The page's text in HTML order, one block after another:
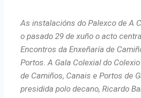
As instalacións do Palexco de A
o pasado 29 de xuño o acto
Encontros da Enxeñaría de
Portos. A Gala Colexial do
de Camiños, Canais e Portos de
presidida polo decano, Ricardo